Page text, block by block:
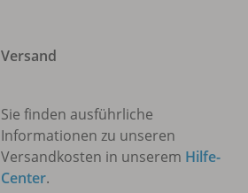
Versand
Sie finden ausführliche
Informationen zu unseren
Versandkosten in unserem Hilfe-
Center.